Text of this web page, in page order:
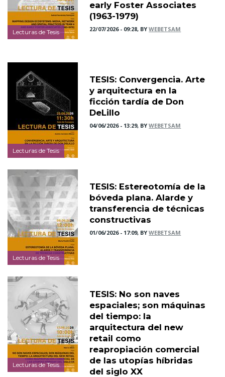
Lecturas de Tesis
early Foster Associates
(1963-1979)
22/07/2026 - 09:28, BYWEBETSAM
Lecturas de Tesis
TESIS: Convergencia. Arte
y arquitectura en la
ficción tardía de Don
DeLillo
04/06/2026 - 13:29, BYWEBETSAM
Lecturas de Tesis
TESIS: Estereotomía de la
bóveda plana. Alarde y
transferencia de técnicas
constructivas
01/06/2026 - 17:09, BYWEBETSAM
Lecturas de Tesis
TESIS: No son naves
espaciales; son máquinas
del tiempo: la
arquitectura del new
retail como
reapropiación comercial
de las utopías híbridas
del siglo XX